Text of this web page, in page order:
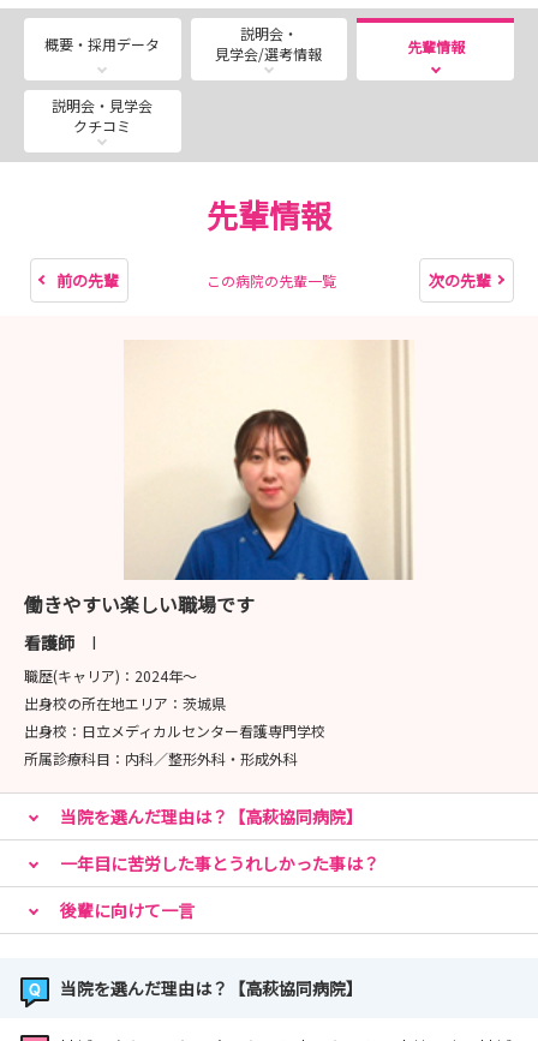
https://www.iba-kouseiren.or.jp/nursingdept/
概要・採用データ
説明会・
見学会/選考情報
先輩情報
説明会・見学会
クチコミ
先輩情報
前の先輩 この病院の先輩一覧 次の先輩
働きやすい楽しい職場です
看護師 I
職歴(キャリア)： 2024年〜
出身校の所在地エリア： 茨城県
出身校： 日立メディカルセンター看護専門学校
所属診療科目： 内科／整形外科・形成外科
当院を選んだ理由は？【高萩協同病院】
一年目に苦労した事とうれしかった事は？
後輩に向けて一言
当院を選んだ理由は？【高萩協同病院】